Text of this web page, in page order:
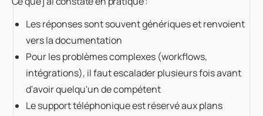
Les réponses sont souvent génériques et renvoient
vers la documentation
Pour les problèmes complexes (workflows,
intégrations), il faut escalader plusieurs fois avant
d'avoir quelqu'un de compétent
Le support téléphonique est réservé aux plans